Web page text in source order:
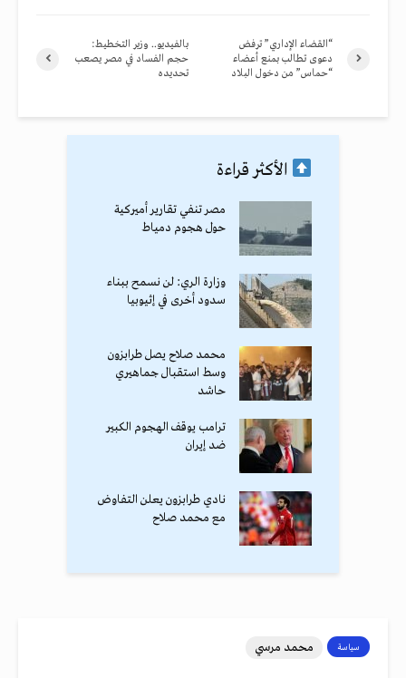
بالفيديو.. وزير التخطيط:
حجم الفساد في مصر يصعب
تحديده
“القضاء الإداري” ترفض
دعوى تطالب بمنع أعضاء
“حماس” من دخول البلاد
الأكثر قراءة
مصر تنفي تقارير أميركية
حول هجوم دمياط
وزارة الري: لن نسمح ببناء
سدود أخرى في إثيوبيا
محمد صلاح يصل طرابزون
وسط استقبال جماهيري
حاشد
ترامب يوقف الهجوم الكبير
ضد إيران
نادي طرابزون يعلن التفاوض
مع محمد صلاح
سياسة محمد مرسي